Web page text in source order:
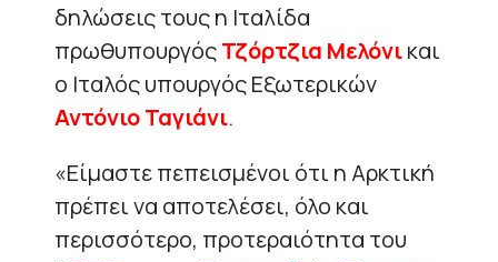
δηλώσεις τους η Ιταλίδα
πρωθυπουργόςΤζόρτζια Μελόνικαι
ο Ιταλός υπουργός Εξωτερικών
Αντόνιο Ταγιάνι.
«Είμαστε πεπεισμένοι ότι η Αρκτική
πρέπει να αποτελέσει, όλο και
περισσότερο, προτεραιότητα του